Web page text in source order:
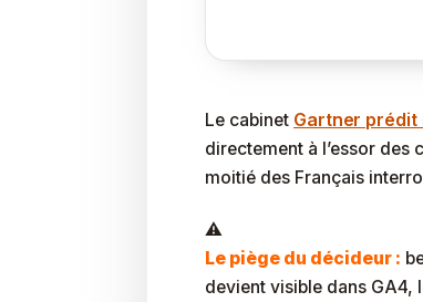
Le cabinet Gartner prédit
directement à l’essor des
moitié des Français
Le piège du décideur :
devient visible dans GA4,